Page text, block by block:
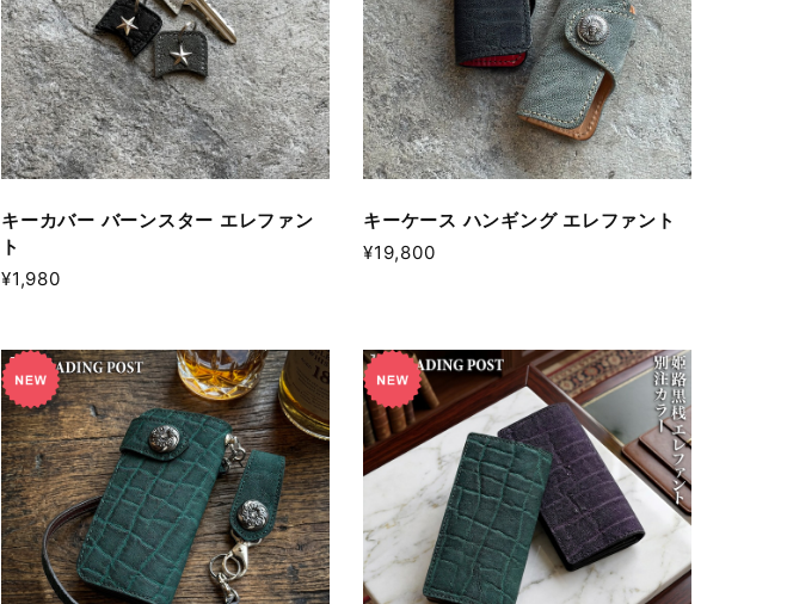
キーカバー バーンスター エレファン
ト
¥1,980
キーケース ハンギング エレファント
¥19,800